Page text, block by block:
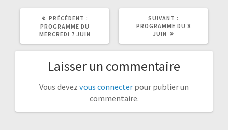
PRÉCÉDENT :
ARTICLE
PRÉCÉDENT
PROGRAMME DU
MERCREDI 7 JUIN
SUIVANT :
ARTICLE
PROGRAMME DU 8
JUIN
Laisser un commentaire
Vous devez vous connecter pour publier un
commentaire.